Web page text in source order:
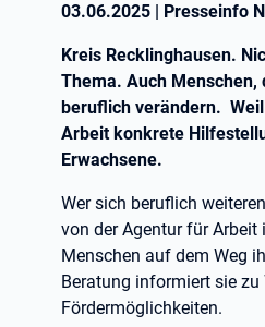
03.06.2025 | Presseinfo
Kreis Recklinghausen.
Thema. Auch
beruflich verändern.
Arbeit konkrete
Erwachsene.
Wer sich beruflich
von der Agentur für
Menschen auf dem Weg
Beratung informiert sie
Fördermöglichkeiten.